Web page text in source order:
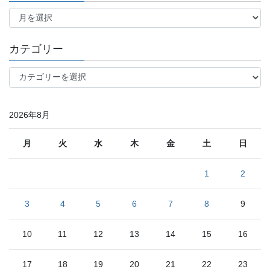
過
事
別
カテゴリー
テ
リ
2026年8月
月 火 水 木 金 土 日
1 2
3 4 5 6 7 8 9
10 11 12 13 14 15 16
17 18 19 20 21 22 23